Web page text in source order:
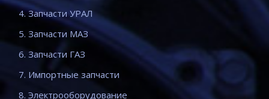
4. Запчасти УРАЛ
5. Запчасти МАЗ
6. Запчасти ГАЗ
7. Импортные запчасти
8. Электрооборудование